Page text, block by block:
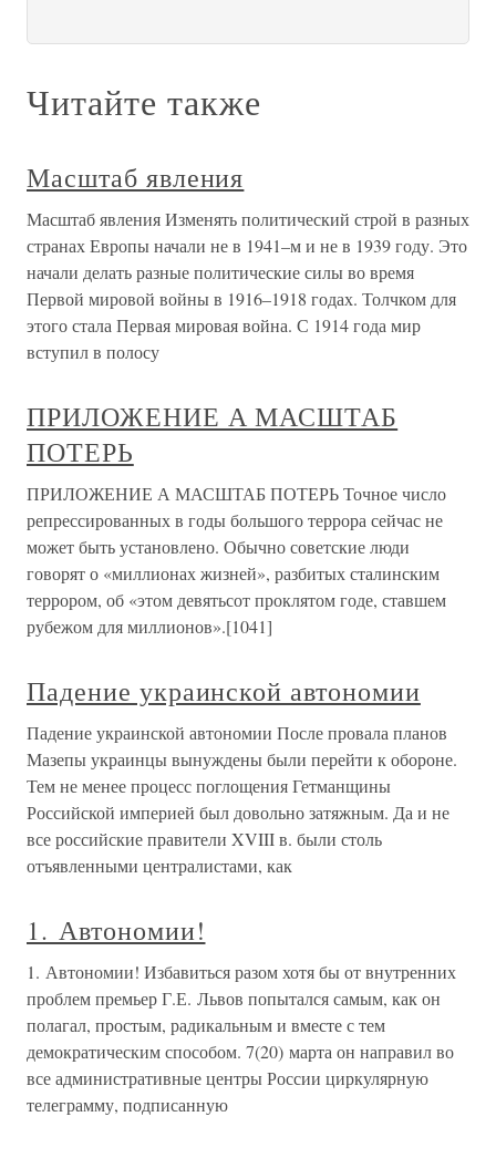
Читайте также
Масштаб явления
Масштаб явления Изменять политический строй в разных
странах Европы начали не в 1941–м и не в 1939 году. Это
начали делать разные политические силы во время
Первой мировой войны в 1916–1918 годах. Толчком для
этого стала Первая мировая война. С 1914 года мир
вступил в полосу
ПРИЛОЖЕНИЕ А МАСШТАБ
ПОТЕРЬ
ПРИЛОЖЕНИЕ А МАСШТАБ ПОТЕРЬ Точное число
репрессированных в годы большого террора сейчас не
может быть установлено. Обычно советские люди
говорят о «миллионах жизней», разбитых сталинским
террором, об «этом девятьсот проклятом годе, ставшем
рубежом для миллионов».[1041]
Падение украинской автономии
Падение украинской автономии После провала планов
Мазепы украинцы вынуждены были перейти к обороне.
Тем не менее процесс поглощения Гетманщины
Российской империей был довольно затяжным. Да и не
все российские правители XVIII в. были столь
отъявленными централистами, как
1. Автономии!
1. Автономии! Избавиться разом хотя бы от внутренних
проблем премьер Г.Е. Львов попытался самым, как он
полагал, простым, радикальным и вместе с тем
демократическим способом. 7(20) марта он направил во
все административные центры России циркулярную
телеграмму, подписанную